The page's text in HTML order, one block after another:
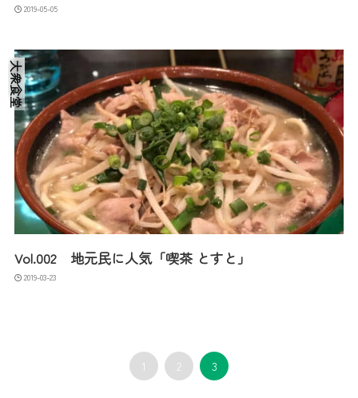
2019-05-05
Vol.002 地元民に人気「喫茶 とすと」
2019-03-23
喫茶店
大衆食堂
1 2 3